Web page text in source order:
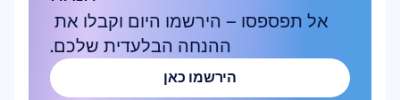
ההנחה הבלעדית שלכם.
הירשמו כאן